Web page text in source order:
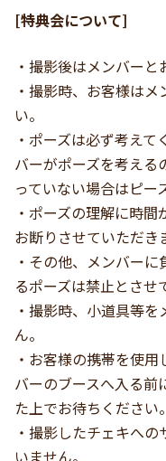
[特典会について]
・撮影後はメンバーと
・撮影時、お客様は
い。
・ポーズは必ず考え
バーがポーズを考える
っていない場合はピー
・ポーズの理解に時
お断りさせていただき
・その他、メンバー
るポーズは禁止とさせ
・撮影時、小道具等
ん。
・お客様の携帯を使
バーのブースへ入る前
た上でお待ちください。
・撮影したチェキへ
いません。